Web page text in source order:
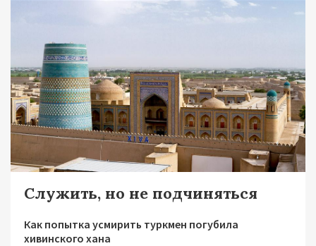
Служить, но не подчиняться
Как попытка усмирить туркмен погубила
хивинского хана